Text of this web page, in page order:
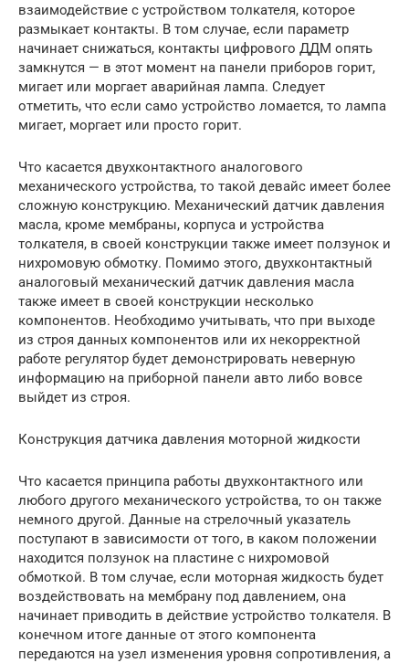
взаимодействие с устройством толкателя, которое
размыкает контакты. В том случае, если параметр
начинает снижаться, контакты цифрового ДДМ опять
замкнутся — в этот момент на панели приборов горит,
мигает или моргает аварийная лампа. Следует
отметить, что если само устройство ломается, то лампа
мигает, моргает или просто горит.
Что касается двухконтактного аналогового
механического устройства, то такой девайс имеет более
сложную конструкцию. Механический датчик давления
масла, кроме мембраны, корпуса и устройства
толкателя, в своей конструкции также имеет ползунок и
нихромовую обмотку. Помимо этого, двухконтактный
аналоговый механический датчик давления масла
также имеет в своей конструкции несколько
компонентов. Необходимо учитывать, что при выходе
из строя данных компонентов или их некорректной
работе регулятор будет демонстрировать неверную
информацию на приборной панели авто либо вовсе
выйдет из строя.
Конструкция датчика давления моторной жидкости
Что касается принципа работы двухконтактного или
любого другого механического устройства, то он также
немного другой. Данные на стрелочный указатель
поступают в зависимости от того, в каком положении
находится ползунок на пластине с нихромовой
обмоткой. В том случае, если моторная жидкость будет
воздействовать на мембрану под давлением, она
начинает приводить в действие устройство толкателя. В
конечном итоге данные от этого компонента
передаются на узел изменения уровня сопротивления, а